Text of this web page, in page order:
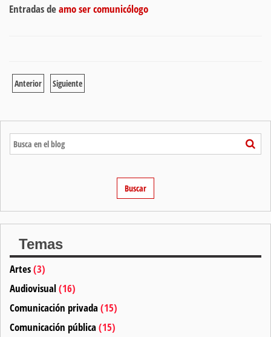
Entradas deamo ser comunicólogo
Anterior Siguiente
Temas
Artes(3)
Audiovisual(16)
Comunicación privada(15)
Comunicación pública(15)